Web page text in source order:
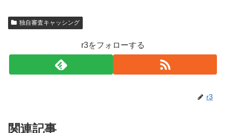
独自審査キャッシング
r3をフォローする
r3
関連記事